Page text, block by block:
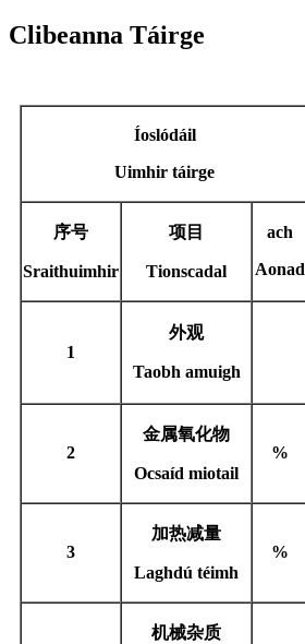
Clibeanna Táirge
Íoslódáil
Uimhir táirge
序号
Sraithuimhir
项目
Tionscadal
ach
Aonad
1
外观
Taobh amuigh
2
金属氧化物
Ocsaíd miotail
%
3
加热减量
Laghdú téimh
%
机械杂质